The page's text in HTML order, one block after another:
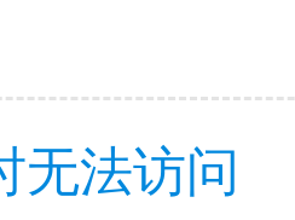
无法访问